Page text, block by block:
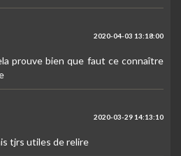
2020-04-03 13:18:00
prouve bien que faut ce connaître
2020-03-29 14:13:10
tjrs utiles de relire